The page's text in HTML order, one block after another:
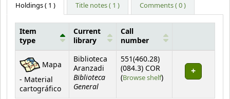
Holdings( 1 ) Title notes ( 1 ) Comments ( 0 )
Holdings
Item
type
Current
library
Call
number
Mapa
- Material
cartográfico
Biblioteca
Aranzadi
Biblioteca
General
551(460.28)
(084.3) COR
(Browse shelf(Opens below)
)